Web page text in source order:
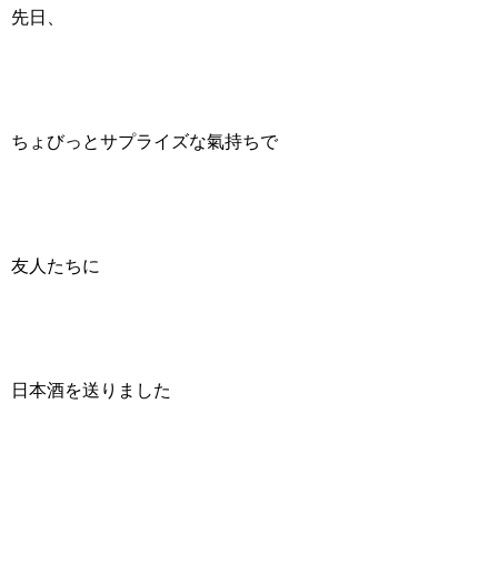
先日、
ちょびっとサプライズな氣持ちで
友人たちに
日本酒を送りました